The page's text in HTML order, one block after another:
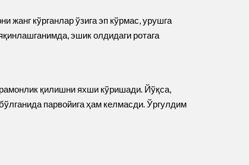
жанг кўрганлар ўзига эп кўрмас, урушга
эшик олдидаги ротага
қилишни яхши кўришади. Йўқса,
парвойига ҳам келмасди. Ўргулдим